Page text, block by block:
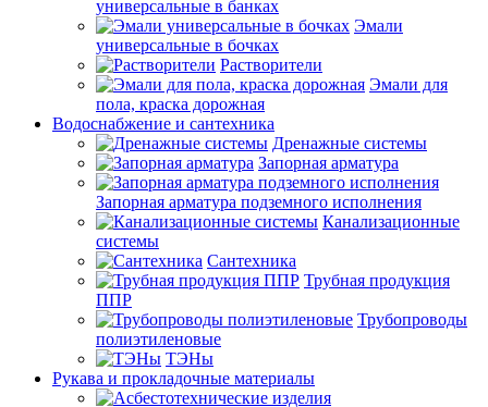
универсальные в банках
Эмали
универсальные в бочках
Растворители
Эмали для
пола, краска дорожная
Водоснабжение и сантехника
Дренажные системы
Запорная арматура
Запорная арматура подземного исполнения
Канализационные
системы
Сантехника
Трубная продукция
ППР
Трубопроводы
полиэтиленовые
ТЭНы
Рукава и прокладочные материалы